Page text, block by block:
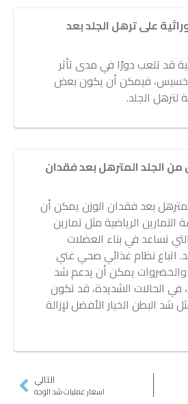
على ترهل الجلد بعد
قد تلعب دورًا في مدى تأثر
فيمكن أن يكون بعض
الجلد.
الجلد المترهل بعد فقدان
بعد فقدان الوزن يمكن أن
الرياضية مثل تمارين
تساعد في بناء العضلات
اتباع نظام غذائي صحي غني
والخضروات يمكن أن يدعم شد
في الحالات الشديدة، قد تكون
شد البطن الخيار الأفضل لإزالة
التالي
اسعار عمليات شد الوجه